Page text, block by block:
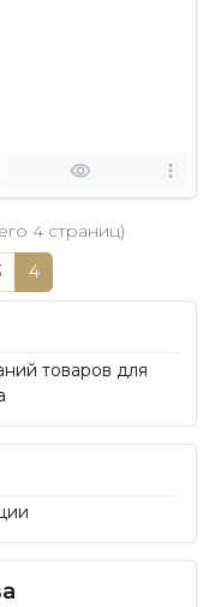
4 страниц)
4
товаров для